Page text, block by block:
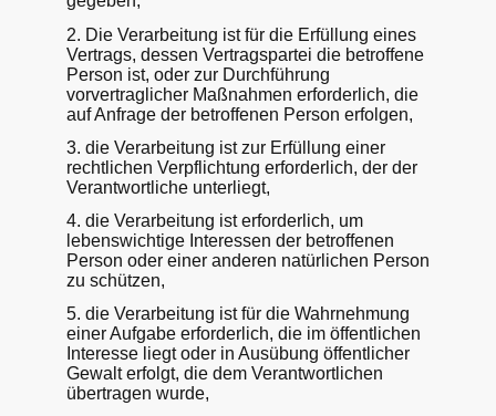
2. Die Verarbeitung ist für die Erfüllung eines
Vertrags, dessen Vertragspartei die betroffene
Person ist, oder zur Durchführung
vorvertraglicher Maßnahmen erforderlich, die
auf Anfrage der betroffenen Person erfolgen,
3. die Verarbeitung ist zur Erfüllung einer
rechtlichen Verpflichtung erforderlich, der der
Verantwortliche unterliegt,
4. die Verarbeitung ist erforderlich, um
lebenswichtige Interessen der betroffenen
Person oder einer anderen natürlichen Person
zu schützen,
5. die Verarbeitung ist für die Wahrnehmung
einer Aufgabe erforderlich, die im öffentlichen
Interesse liegt oder in Ausübung öffentlicher
Gewalt erfolgt, die dem Verantwortlichen
übertragen wurde,